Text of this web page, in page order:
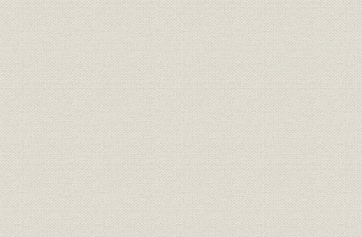
事業所
「依田西村組造靴場本店」。
『東京名家繁昌図録』に、その
石版画が掲載された。その後、
明治17年さらに「桜組」と改称
した。
明治17年
経営者;役員
大沢省三 のちに日本製靴の初代
専務取締役となった。
[明治10年
経営者 若き日の渋沢栄一 [明治12年
投資 元佐倉藩主・堀田正倫 [明治12年
事業所
明治中期における桜組の全景。
(築地)
[明治中期